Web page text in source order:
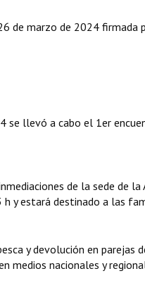
de marzo de 2024 firmada
se llevó a cabo el 1er
de la sede de
y estará destinado a las
y devolución en
medios nacionales y